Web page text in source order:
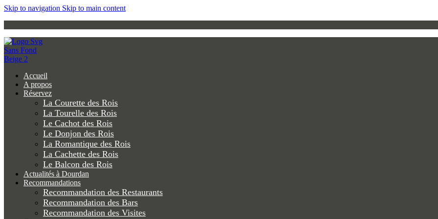
Skip to navigation Skip to main content
Accueil
A propos
Réservez
La Courette des Rois
La Tourelle des Rois
Le Cachot des Rois
Le Donjon des Rois
La Romantique des Rois
La Cachette des Rois
Le Balcon des Rois
Actualités à Dourdan
Recommandations
Recommandation des Restaurants
Recommandation des Bars
Recommandation des Visites